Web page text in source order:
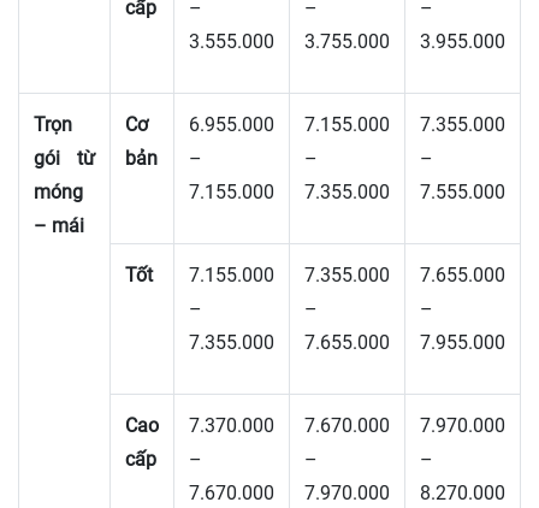
cấp
–
3.555.000
–
3.755.000
–
3.955.000
Trọn
gói từ
móng
– mái
Cơ
bản
6.955.000
–
7.155.000
7.155.000
–
7.355.000
7.355.000
–
7.555.000
Tốt
7.155.000
–
7.355.000
7.355.000
–
7.655.000
7.655.000
–
7.955.000
Cao
cấp
7.370.000
–
7.670.000
7.670.000
–
7.970.000
7.970.000
–
8.270.000